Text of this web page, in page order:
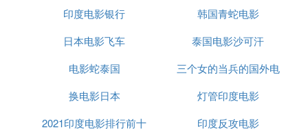
浗鍝ヤ鸡甯冨窞绔嬪ぇ瀛︿綋鑲茬郴锛岃嫳璇鍗佸垎
娴佸埄锛屾瘯涓氬悗鏇句换缇庡浗鑱屼笟鎽旇筏杩愬
姩鍛橀┈鍏嬄风戝皵鏇肩殑绉佷汉鏁欑粌銆2000骞达
紝鎼瀹跺埌娲涙潐鐭讹紝鍥犵數褰变笓涓氱殑寮熷紵
02骞达紝鍥犱负鎯冲綋婕斿憳鐨勬ⅵ鎯宠岃繑鍥為煩
影
印度电影银行
韩国青蛇电影
日本电影飞车
泰国电影沙可汗
电影蛇泰国
三个女的当兵的国外电
影
换电影日本
灯管印度电影
2021印度电影排行前十
印度反攻电影